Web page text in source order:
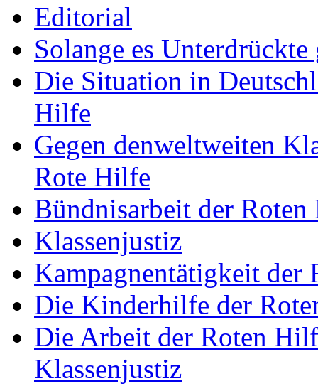
Editorial
Solange es Unterdrückte
Die Situation in
Hilfe
Gegen denweltweiten
Rote Hilfe
Bündnisarbeit der
Klassenjustiz
Kampagnentätigkeit der
Die Kinderhilfe der
Die Arbeit der Roten
Klassenjustiz